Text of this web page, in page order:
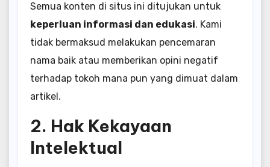
Semua konten di situs ini ditujukan untuk
keperluan informasi dan edukasi. Kami
tidak bermaksud melakukan pencemaran
nama baik atau memberikan opini negatif
terhadap tokoh mana pun yang dimuat dalam
artikel.
2. Hak Kekayaan
Intelektual